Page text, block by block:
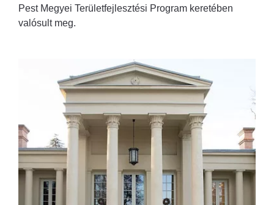
Pest Megyei Területfejlesztési Program keretében
valósult meg.